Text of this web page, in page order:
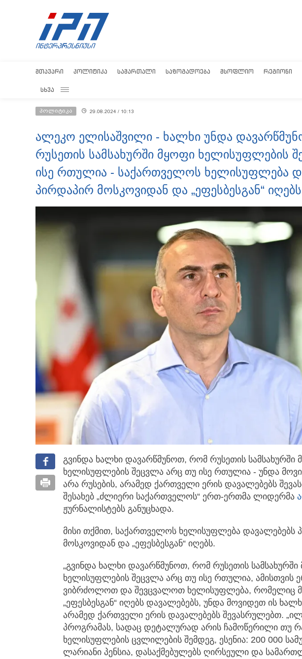
ᲛᲗᲐᲕᲐᲠᲘ ᲞᲝᲚᲘᲢᲘᲙᲐ ᲡᲐᲛᲐᲠᲗᲐᲚᲘ ᲡᲐᲖᲝᲒᲐᲓᲝᲔᲑᲐ ᲛᲡᲝᲤᲚᲘᲝ ᲠᲔᲒᲘᲝᲜᲘ
ᲡᲮᲕᲐ
პოლიტიკა 29.08.2024 / 10:13
ალეკო ელისაშვილი - ხალხი უნდა
რუსეთის სამსახურში მყოფი ხელისუფლების
ისე რთულია - საქართველოს ხელისუფლება
პირდაპირ მოსკოვიდან და „ეფესბესგან“ იღებს
გვინდა ხალხი დავარწმუნოთ, რომ რუსეთის სამსახურში
ხელისუფლების შეცვლა არც თუ ისე რთულია - უნდა
არა რუსების, არამედ ქართველი ერის დავალებებს
შესახებ „ძლიერი საქართველოს“ ერთ-ერთმა ლიდერმა
ჟურნალისტებს განუცხადა.
მისი თქმით, საქართველოს ხელისუფლება დავალებებს
მოსკოვიდან და „ეფესბესგან“ იღებს.
„გვინდა ხალხი დავარწმუნოთ, რომ რუსეთის სამსახურში
ხელისუფლების შეცვლა არც თუ ისე რთულია, ამისთვის
ვიბრძოლოთ და შევცვალოთ ხელისუფლება, რომელიც
„ეფესბესგან“ იღებს დავალებებს, უნდა მოვიდეთ ის
არამედ ქართველი ერის დავალებებს შევასრულებთ.
პროგრამას, სადაც დეტალურად არის ჩამოწერილი თუ
ხელისუფლების ცვლილების შემდეგ, ესენია: 200 000
ლარიანი პენსია, დასაქმებულებს ღირსეული და